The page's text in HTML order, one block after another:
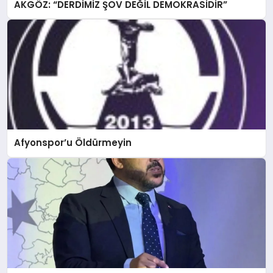
AKGÖZ: “DERDİMİZ ŞOV DEĞİL DEMOKRASİDİR”
Afyonspor’u Öldürmeyin